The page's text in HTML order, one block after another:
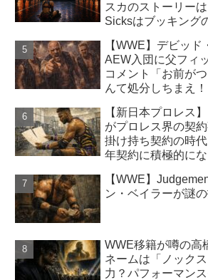
スカのストーリー
Sicksはブッキング
【WWE】デビッ
AEW入団に父フィ
コメント「お前が
んて処分しちまえ！
【新日本プロレス
がプロレス界の契
掛け持ち契約の時
年契約に積極的にな
【WWE】
ン・ベイラーが謎
WWE移籍が噂の高
ネームは「ノック
力？パフォーマン